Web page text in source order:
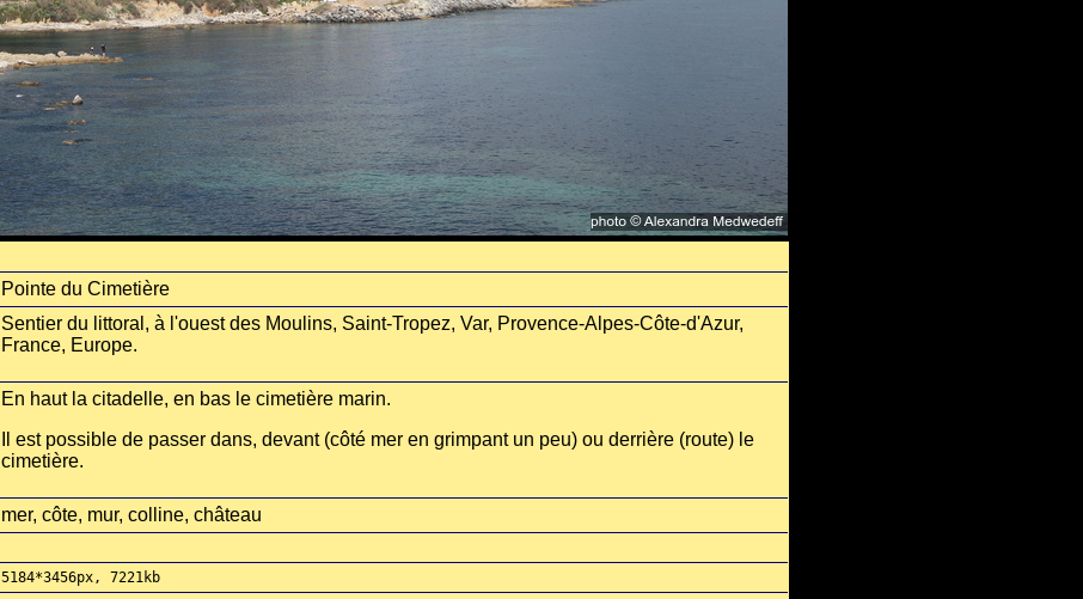
Pointe du Cimetière
Sentier du littoral, à l'ouest des Moulins, Saint-Tropez, Var, Provence-Alpes-Côte-d'Azur,
France, Europe.
En haut la citadelle, en bas le cimetière marin.
Il est possible de passer dans, devant (côté mer en grimpant un peu) ou derrière (route) le
cimetière.
mer, côte, mur, colline, château
5184*3456px, 7221kb